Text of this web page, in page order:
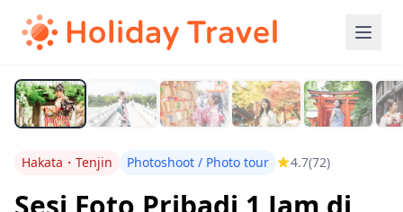
Hakata・Tenjin Photoshoot / Photo tour 4.7(72)